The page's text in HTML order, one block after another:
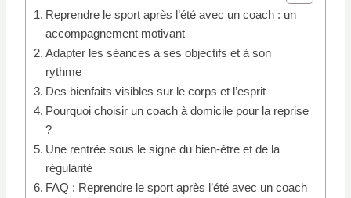
Reprendre le sport après l’été avec un coach : un
accompagnement motivant
Adapter les séances à ses objectifs et à son
rythme
Des bienfaits visibles sur le corps et l’esprit
Pourquoi choisir un coach à domicile pour la reprise
?
Une rentrée sous le signe du bien-être et de la
régularité
FAQ : Reprendre le sport après l’été avec un coach